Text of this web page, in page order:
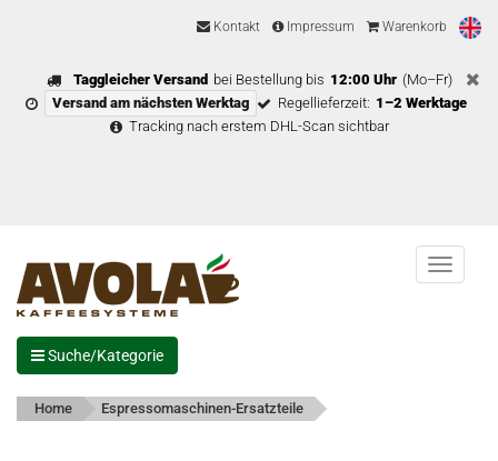
Kontakt Impressum Warenkorb
Taggleicher Versand bei Bestellung bis 12:00 Uhr (Mo–Fr)
Versand am nächsten Werktag
Regellieferzeit: 1–2 Werktage
Tracking nach erstem DHL-Scan sichtbar
Menu
Suche/Kategorie
Home Espressomaschinen-Ersatzteile